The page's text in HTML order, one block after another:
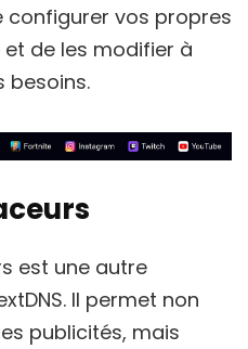
configurer vos propres
de les modifier à
besoins.
est une autre
Il permet non
publicités, mais